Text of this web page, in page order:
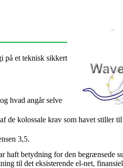
på et teknisk sikkert
hvad angår selve
de kolossale krav som havet stiller
3,5.
haft betydning for den begrænsede
til det eksisterende el-net,